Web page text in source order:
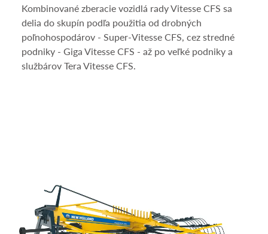
Kombinované zberacie vozidlá rady Vitesse CFS sa
delia do skupín podľa použitia od drobných
poľnohospodárov - Super-Vitesse CFS, cez stredné
podniky - Giga Vitesse CFS - až po veľké podniky a
službárov Tera Vitesse CFS.